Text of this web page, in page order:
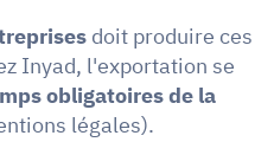
doit produire ces
Inyad, l'exportation se
obligatoires de la
légales).